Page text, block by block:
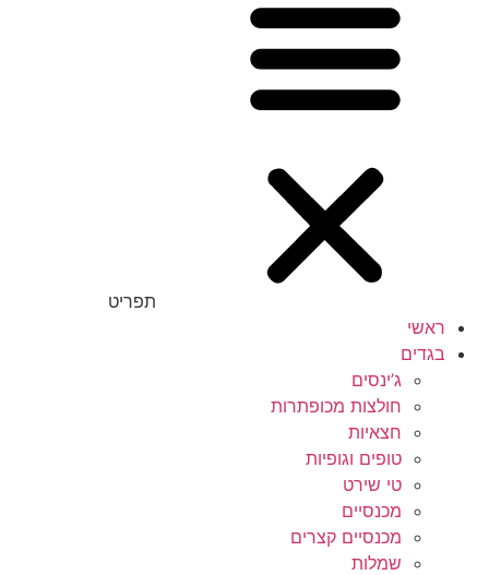
תפריט
ראשי
בגדים
ג’ינסים
חולצות מכופתרות
חצאיות
טופים וגופיות
טי שירט
מכנסיים
מכנסיים קצרים
שמלות